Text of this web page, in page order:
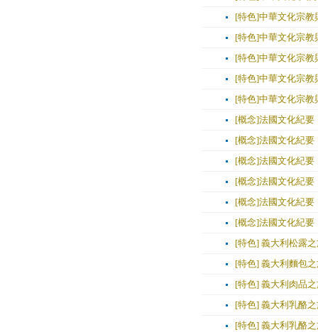
[特色]中華文化宗教
[特色]中華文化宗教
[特色]中華文化宗教
[特色]中華文化宗教
[特色]中華文化宗教
[概念]法國文化紀要
[概念]法國文化紀要
[概念]法國文化紀要
[概念]法國文化紀要
[概念]法國文化紀要
[概念]法國文化紀要
[特色] 義大利松露
[特色] 義大利麵包
[特色] 義大利肉品
[特色] 義大利乳酪
[特色] 義大利乳酪